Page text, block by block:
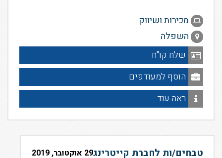
מכירות ושיווק
השפלה
שלח קו"ח
הוסף למעודפים
ראה עוד
טבחים/ות לחברת קייטרינג29 אוקטובר, 2019